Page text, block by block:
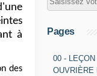
à
des
Pages
00 -
OUVRIÈRE